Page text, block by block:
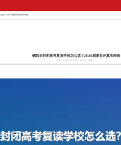
选？2026届家长的真实经验
德阳全封闭高考复读学校怎么选？2026届家长的真实经验
时间：2026-05-30 07:11:43 来源：